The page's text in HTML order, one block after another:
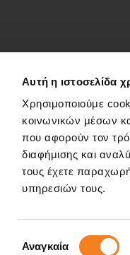
Αυτή η ιστοσελίδα
Χρησιμοποιούμε
κοινωνικών μέσων
που αφορούν τον
διαφήμισης και
τους έχετε
υπηρεσιών τους.
Αναγκαία
εξυπηρέτησης